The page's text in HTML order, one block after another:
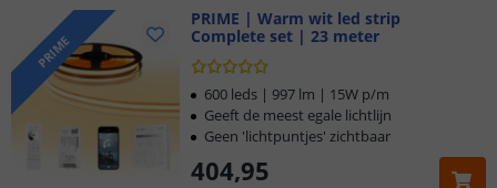
PRIME
PRIME | Warm wit led strip
Complete set | 23 meter
404,95
600 leds | 997 lm | 15W p/m
Geeft de meest egale lichtlijn
Geen 'lichtpuntjes' zichtbaar